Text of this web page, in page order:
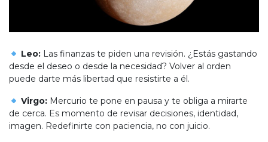
Leo:Las finanzas te piden una revisión. ¿Estás gastando
desde el deseo o desde la necesidad? Volver al orden
puede darte más libertad que resistirte a él.
Virgo:Mercurio te pone en pausa y te obliga a mirarte
de cerca. Es momento de revisar decisiones, identidad,
imagen. Redefinirte con paciencia, no con juicio.